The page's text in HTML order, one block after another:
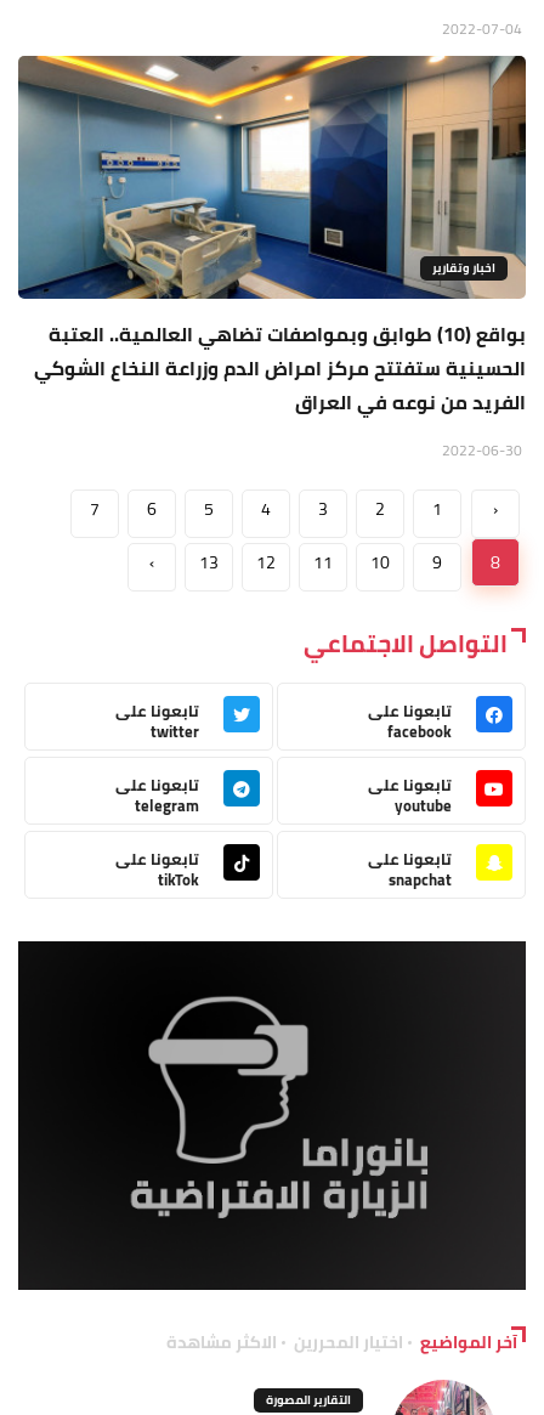
اخبار وتقارير
بواقع (10) طوابق وبمواصفات تضاهي العالمية.. العتبة
الحسينية ستفتتح مركز امراض الدم وزراعة النخاع الشوكي
الفريد من نوعه في العراق
‹
1
2
3
4
5
6
7
8
9
10
11
12
13
›
التواصل الاجتماعي
تابعونا على
facebook
تابعونا على
twitter
تابعونا على
youtube
تابعونا على
telegram
تابعونا على
snapchat
تابعونا على
tikTok
آخر المواضيع اختيار المحررين الاكثر مشاهدة
التقارير المصورة